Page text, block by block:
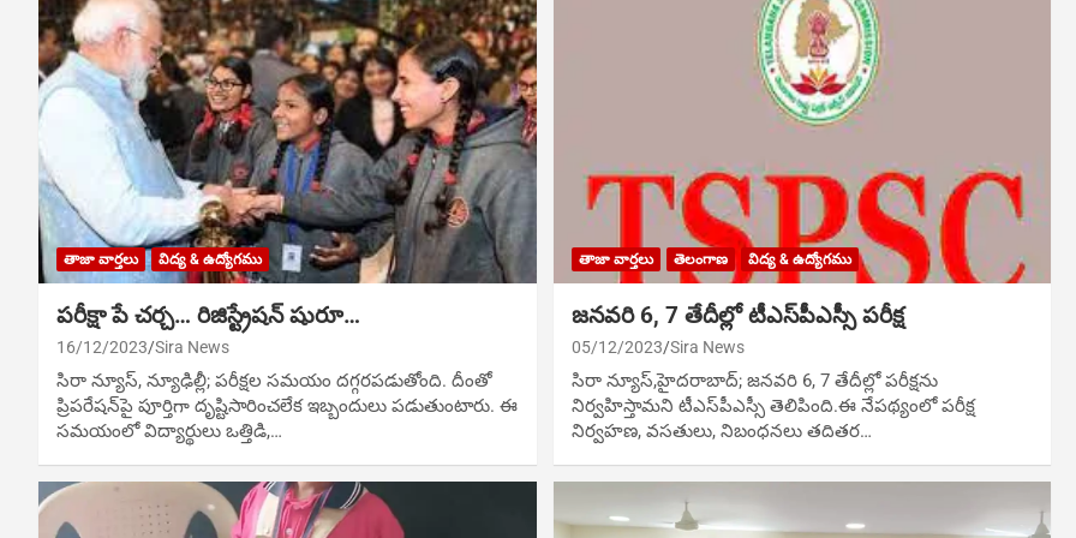
తాజా వార్తలు విద్య & ఉద్యోగము
పరీక్షా పే చర్చ… రిజిస్ట్రేషన్ షురూ…
16/12/2023 Sira News
సిరా న్యూస్, న్యూఢిల్లీ; పరీక్షల సమయం దగ్గరపడుతోంది. దీంతో
ప్రిపరేషన్‌పై పూర్తిగా దృష్టిసారించలేక ఇబ్బందులు పడుతుంటారు. ఈ
సమయంలో విద్యార్థులు ఒత్తిడి,…
తాజా వార్తలు తెలంగాణ విద్య & ఉద్యోగము
జనవరి 6, 7 తేదీల్లో టీఎస్‌పీఎస్సీ పరీక్ష
05/12/2023 Sira News
సిరా న్యూస్,హైదరాబాద్‌; జనవరి 6, 7 తేదీల్లో పరీక్షను
నిర్వహిస్తామని టీఎస్‌పీఎస్సీ తెలిపింది.ఈ నేపథ్యంలో పరీక్ష
నిర్వహణ, వసతులు, నిబంధనలు తదితర…